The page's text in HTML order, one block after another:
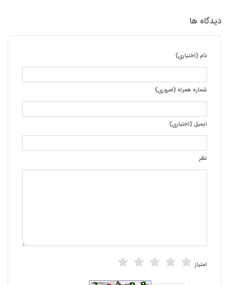
دیدگاه ها
نام (اختیاری)
شماره همراه (ضروری)
ایمیل (اختیاری)
نظر
امتیاز